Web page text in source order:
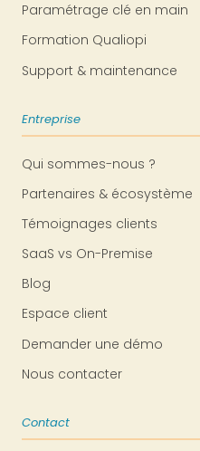
Paramétrage clé en main
Formation Qualiopi
Support & maintenance
Entreprise
Qui sommes-nous ?
Partenaires & écosystème
Témoignages clients
SaaS vs On-Premise
Blog
Espace client
Demander une démo
Nous contacter
Contact